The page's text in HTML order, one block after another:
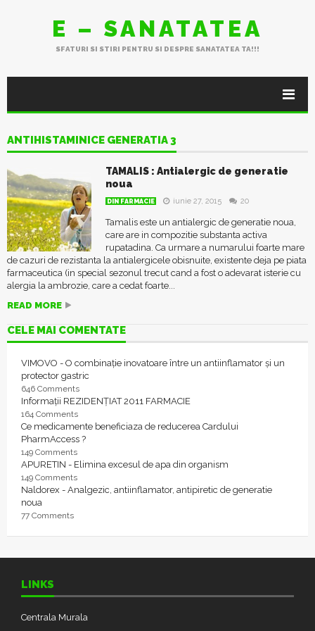
E – SANATATEA
SFATURI SI STIRI PENTRU SI DESPRE SANATATEA TA!!!
ANTIHISTAMINICE GENERATIA 3
TAMALIS : Antialergic de generatie
noua
DIN FARMACIE iunie 27, 2015 20
Tamalis este un antialergic de generatie noua,
care are in compozitie substanta activa
rupatadina. Ca urmare a numarului foarte mare
de cazuri de rezistanta la antialergicele obisnuite, existente deja pe piata
farmaceutica (in special sezonul trecut cand a fost o adevarat isterie cu
alergia la ambrozie, care a cedat foarte...
READ MORE
CELE MAI COMENTATE
VIMOVO - O combinație inovatoare între un antiinflamator și un
protector gastric
646 Comments
Informații REZIDENȚIAT 2011 FARMACIE
164 Comments
Ce medicamente beneficiaza de reducerea Cardului
PharmAccess ?
149 Comments
APURETIN - Elimina excesul de apa din organism
149 Comments
Naldorex - Analgezic, antiinflamator, antipiretic de generatie
noua
77 Comments
LINKS
Centrala Murala